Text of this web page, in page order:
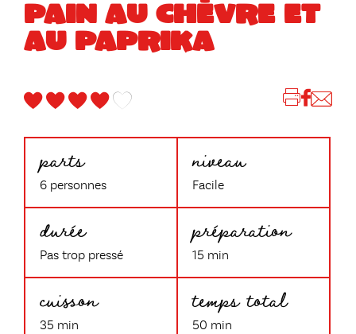
PAIN AU CHÈVRE ET
AU PAPRIKA
parts
6 personnes
niveau
Facile
durée
Pas trop pressé
préparation
15 min
cuisson
35 min
temps total
50 min